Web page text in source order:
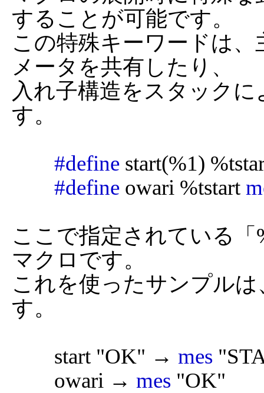
することが可能です。
この特殊キーワードは
メータを共有したり、
入れ子構造をスタック
す。
#define start(%1)
#define owari %tstart
ここで指定されている「
マクロです。
これを使ったサンプル
す。
	start "OK" →
mes
	owari →
mes "OK"